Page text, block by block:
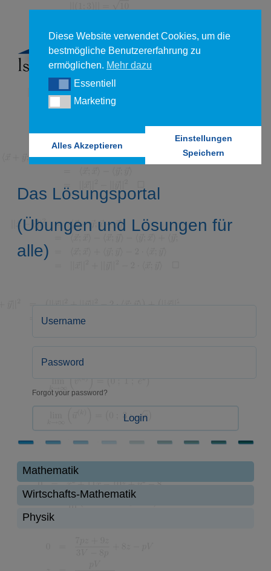
Das Lösungsportal
(Übungen und Lösungen für
alle)
Forgot your password?
Login
Mathematik
Wirtschafts-Mathematik
Physik
Diese Website verwendet Cookies, um die
bestmögliche Benutzererfahrung zu
ermöglichen. Mehr dazu
EssentiellEssentiell
MarketingMarketing
Alles Akzeptieren
Einstellungen
Speichern